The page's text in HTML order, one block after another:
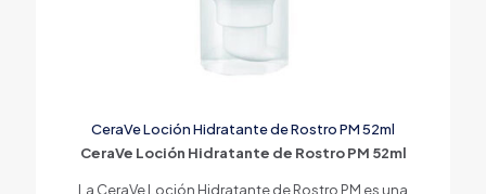
CeraVe Loción Hidratante de Rostro PM 52ml
CeraVe Loción Hidratante de Rostro PM 52ml
La CeraVe Loción Hidratante de Rostro PM es una